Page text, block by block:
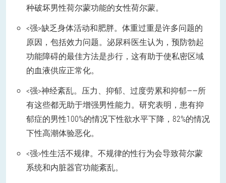
种破坏男性荷尔蒙功能的女性荷尔蒙。
<强>缺乏身体活动和肥胖。体重过重是许多问题的
原因，包括效力问题。泌尿科医生认为，预防勃起
功能障碍的最佳方法是步行，这有助于使私密区域
的血液供应正常化。
<强>神经紊乱。压力、抑郁、过度劳累和抑郁——所
有这些都无助于增强男性能力。研究表明，患有抑
郁症的男性100%的情况下性欲水平下降，82%的情况
下性高潮体验恶化。
<强>性生活不规律。不规律的性行为会导致荷尔蒙
系统和内脏器官功能紊乱。